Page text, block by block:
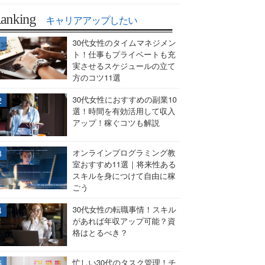
キャリアアップしたい
30代女性のタイムマネジメン
ト！仕事もプライベートも充
実させるスケジュールの立て
方のコツ11選
30代女性におすすめの副業10
選！時間を有効活用して収入
アップ！稼ぐコツも解説
オンラインプログラミング教
室おすすめ11選｜将来性ある
スキルを身につけて自由に稼
ごう
30代女性の転職事情！スキル
があれば年収アップ可能？資
格はとるべき？
忙しい30代のタスク管理！チ